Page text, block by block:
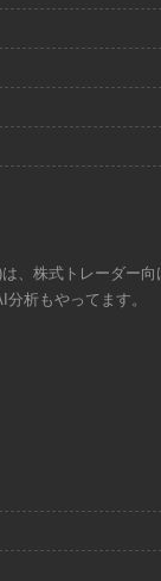
、株式トレーダー
分析もやってます。